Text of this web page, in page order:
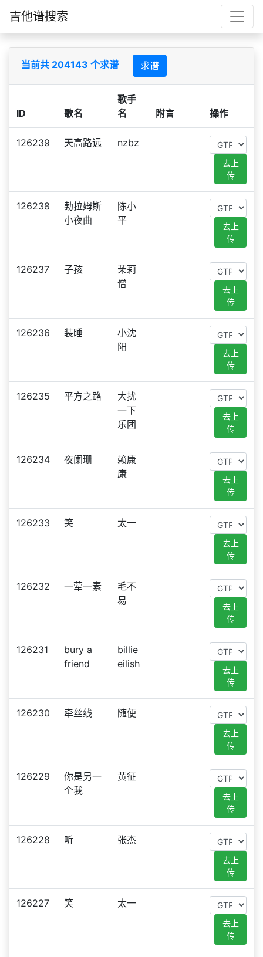
吉他谱搜索
当前共 204143 个求谱 求谱
ID 歌名
歌手
名
附言 操作
126239 天高路远 nzbz
去上
传
126238
勃拉姆斯
小夜曲
陈小
平
去上
传
126237 子孩
茉莉
僧
去上
传
126236 装睡
小沈
阳
去上
传
126235 平方之路
大扰
一下
乐团
去上
传
126234 夜阑珊
赖康
康
去上
传
126233 笑 太一
去上
传
126232 一荤一素
毛不
易
去上
传
126231
bury a
friend
billie
eilish
去上
传
126230 牵丝线 随便
去上
传
126229
你是另一
个我
黄征
去上
传
126228 听 张杰
去上
传
126227 笑 太一
去上
传